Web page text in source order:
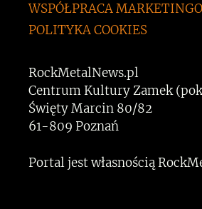
WSPÓŁPRACA
POLITYKA COOKIES
RockMetalNews.pl
Centrum Kultury Zamek
Święty Marcin 80/82
61-809 Poznań
Portal jest własnością